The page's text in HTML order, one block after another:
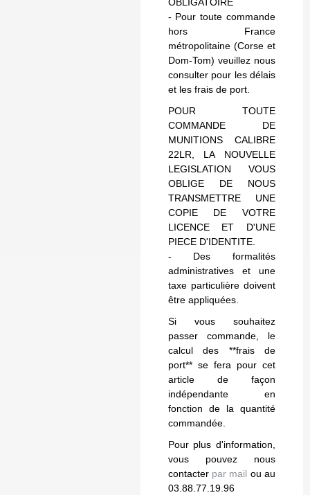
- Pour toute commande
hors France
métropolitaine (Corse et
Dom-Tom) veuillez nous
consulter pour les délais
et les frais de port.
POUR TOUTE
COMMANDE DE
MUNITIONS CALIBRE
22LR, LA NOUVELLE
LEGISLATION VOUS
OBLIGE DE NOUS
TRANSMETTRE UNE
COPIE DE VOTRE
LICENCE ET D'UNE
PIECE D'IDENTITE.
- Des formalités
administratives et une
taxe particulière doivent
être appliquées.
Si vous souhaitez
passer commande, le
calcul des **frais de
port** se fera pour cet
article de façon
indépendante en
fonction de la quantité
commandée.
Pour plus d'information,
vous pouvez nous
contacter par mail ou au
03.88.77.19.96